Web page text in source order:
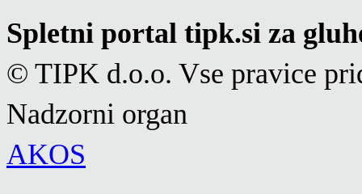
Spletni portal tipk.si za
© TIPK d.o.o. Vse pravice
Nadzorni organ
AKOS